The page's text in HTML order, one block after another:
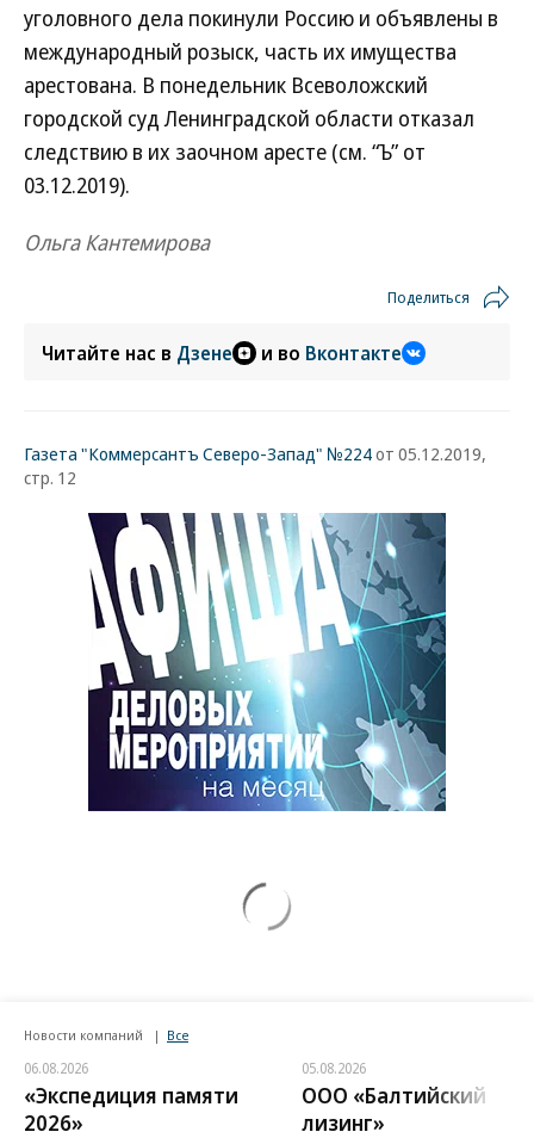
уголовного дела покинули Россию и объявлены в
международный розыск, часть их имущества
арестована. В понедельник Всеволожский
городской суд Ленинградской области отказал
следствию в их заочном аресте (см. “Ъ” от
03.12.2019).
Ольга Кантемирова
Поделиться
Читайте нас в Дзене и во Вконтакте
Газета "Коммерсантъ Северо-Запад" №224от 05.12.2019,
стр. 12
Новости компаний Все
06.08.2026
«Экспедиция памяти
2026»
05.08.2026
ООО «Балтийский
лизинг»